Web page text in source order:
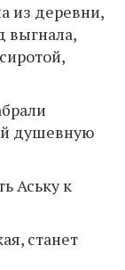
из деревни,
выгнала,
душевную
Аську к
станет